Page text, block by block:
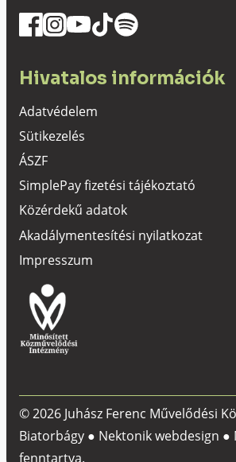
Hivatalos információk
Adatvédelem
Sütikezelés
ÁSZF
SimplePay fizetési tájékoztató
Közérdekű adatok
Akadálymentesítési nyilatkozat
Impresszum
© 2026 Juhász Ferenc Művelődési
Biatorbágy ● Nektonik webdesign ●
fenntartva.